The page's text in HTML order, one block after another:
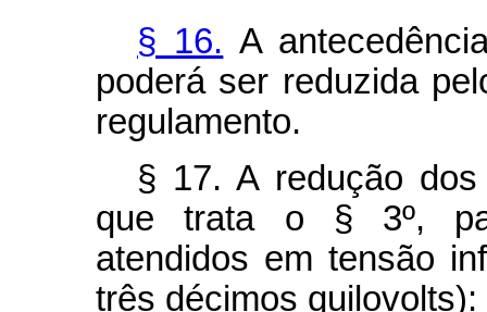
§ 16. A
poderá ser reduzida
regulamento.
§ 17. A redução
que trata o § 3º,
atendidos em tensão
três décimos quilovolts):